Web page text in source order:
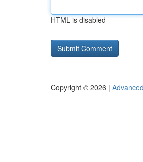
HTML is disabled
Copyright © 2026 |